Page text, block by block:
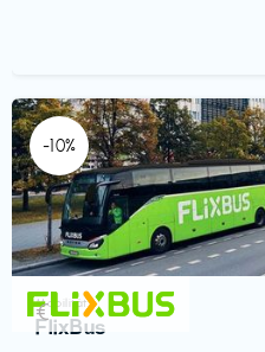
-10%
Mobilität
FlixBus
€‎